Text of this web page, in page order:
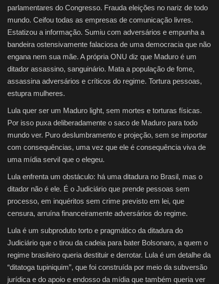
parlamentares do Congresso. Frauda eleições no nariz de todo
mundo. Ceifou todas as empresas de comunicação livres.
Estatizou a informação. Sumiu com adversários e empunha a
bandeira ostensivamente falaciosa de uma democracia que não
engana nem sua mãe. A própria ONU diz que Maduro é um
ditador assassino, sanguinário. Mata a população de fome,
assassina adversários e críticos do regime. Tortura pessoas,
estupra mulheres.
Lula quer ser um Maduro light, sem mortes e torturas físicas.
Por isso puxa deliberadamente o saco de Maduro para todo
mundo ver. Puro deslumbramento e projeção, sem se importar
com consequências, uma vez que ele é consequência viva de
uma mídia servil que o elegeu.
Lula enfrenta um obstáculo: há uma ditadura no Brasil, mas o
ditador não é ele. É o Judiciário que prende pessoas sem
processo, em inquéritos sem crime previsto em lei, que
censura, arruína financeiramente adversários do regime.
Lula é um subproduto torto e pragmático da ditadura do
Judiciário que o tirou da cadeia para bater Bolsonaro, a quem o
regime brasileiro queria destituir e derrotar. Lula é um detalhe da
“ditatoga tupiniquim”, que foi construída por meio da subversão
jurídica e do apoio e endosso da mídia que também queria ver